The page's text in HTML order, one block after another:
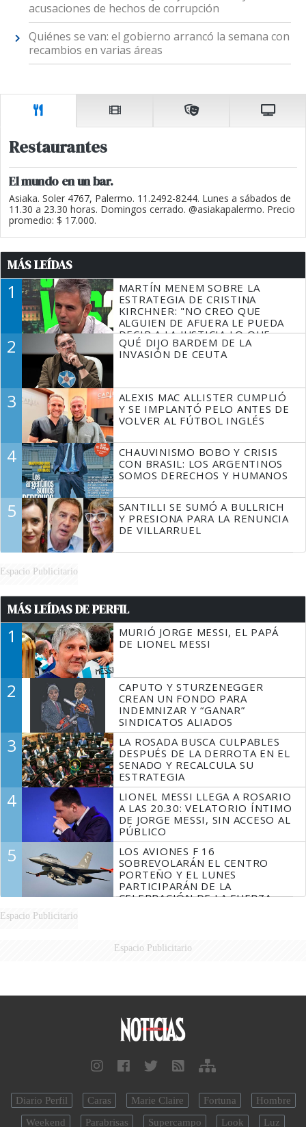
acusaciones de hechos de corrupción
Quiénes se van: el gobierno arrancó la semana con
recambios en varias áreas
Restaurantes
El mundo en un bar.
Asiaka. Soler 4767, Palermo. 11.2492-8244. Lunes a sábados de
11.30 a 23.30 horas. Domingos cerrado. @asiakapalermo. Precio
promedio: $ 17.000.
MÁS LEÍDAS
1
MARTÍN MENEM SOBRE LA
ESTRATEGIA DE CRISTINA
KIRCHNER: "NO CREO QUE
ALGUIEN DE AFUERA LE PUEDA
DECIR A LA JUSTICIA LO QUE
TIENE QUE HACER"
2
QUÉ DIJO BARDEM DE LA
INVASIÓN DE CEUTA
3
ALEXIS MAC ALLISTER CUMPLIÓ
Y SE IMPLANTÓ PELO ANTES DE
VOLVER AL FÚTBOL INGLÉS
4
CHAUVINISMO BOBO Y CRISIS
CON BRASIL: LOS ARGENTINOS
SOMOS DERECHOS Y HUMANOS
5
SANTILLI SE SUMÓ A BULLRICH
Y PRESIONA PARA LA RENUNCIA
DE VILLARRUEL
Espacio Publicitario
MÁS LEÍDAS DE PERFIL
1
MURIÓ JORGE MESSI, EL PAPÁ
DE LIONEL MESSI
2
CAPUTO Y STURZENEGGER
CREAN UN FONDO PARA
INDEMNIZAR Y “GANAR”
SINDICATOS ALIADOS
3
LA ROSADA BUSCA CULPABLES
DESPUÉS DE LA DERROTA EN EL
SENADO Y RECALCULA SU
ESTRATEGIA
4
LIONEL MESSI LLEGA A ROSARIO
A LAS 20.30: VELATORIO ÍNTIMO
DE JORGE MESSI, SIN ACCESO AL
PÚBLICO
5
LOS AVIONES F 16
SOBREVOLARÁN EL CENTRO
PORTEÑO Y EL LUNES
PARTICIPARÁN DE LA
CELEBRACIÓN DE LA FUERZA
Espacio Publicitario
Espacio Publicitario
Diario Perfil Caras Marie Claire Fortuna
Hombre
Weekend
Parabrisas Supercampo Look Luz